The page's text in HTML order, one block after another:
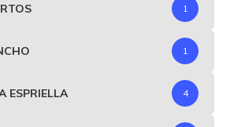
1
1
ESPRIELLA 4